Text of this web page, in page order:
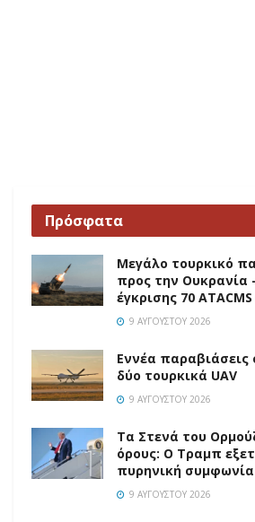
Πρόσφατα
Μεγάλο τουρκικό
προς την Ουκρανία
έγκρισης 70
9 ΑΥΓΟΎΣΤΟΥ 2026
Εννέα παραβιάσεις
δύο τουρκικά UAV
9 ΑΥΓΟΎΣΤΟΥ 2026
Τα Στενά του
όρους: Ο Τραμπ
πυρηνική συμφωνία
9 ΑΥΓΟΎΣΤΟΥ 2026